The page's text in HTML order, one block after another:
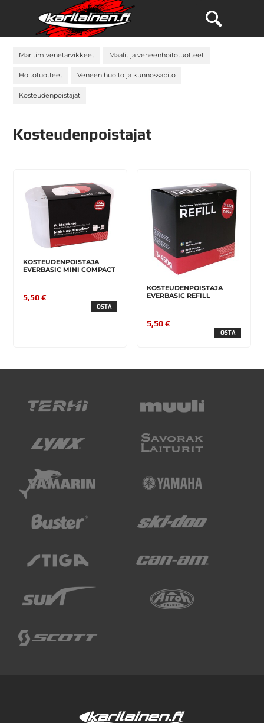
Maritim venetarvikkeet Maalit ja veneenhoitotuotteet
Hoitotuotteet Veneen huolto ja kunnossapito
Kosteudenpoistajat
Kosteudenpoistajat
KOSTEUDENPOISTAJA
EVERBASIC MINI COMPACT
5,50 €
OSTA
KOSTEUDENPOISTAJA
EVERBASIC REFILL
5,50 €
OSTA